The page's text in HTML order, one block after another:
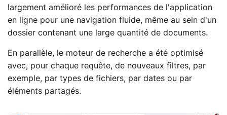
largement amélioré les performances de l'application
en ligne pour une navigation fluide, même au sein d'un
dossier contenant une large quantité de documents.
En parallèle, le moteur de recherche a été optimisé
avec, pour chaque requête, de nouveaux filtres, par
exemple, par types de fichiers, par dates ou par
éléments partagés.